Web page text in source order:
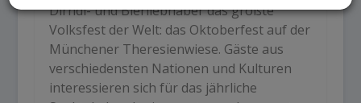
Dirndl- und Bierliebhaber das größte
Volksfest der Welt: das Oktoberfest auf der
Münchener Theresienwiese. Gäste aus
verschiedensten Nationen und Kulturen
interessieren sich für das jährliche